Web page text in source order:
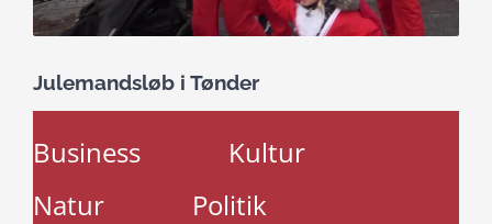
Julemandsløb i Tønder
Business
Kultur
Natur
Politik